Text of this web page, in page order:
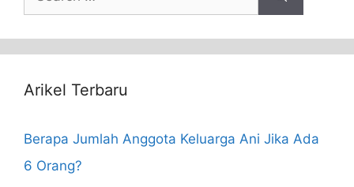
for:
Arikel Terbaru
Berapa Jumlah Anggota Keluarga Ani Jika Ada
6 Orang?